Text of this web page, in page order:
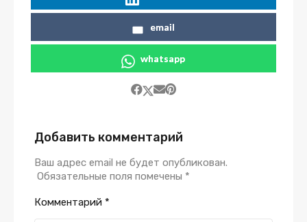
email
whatsapp
Добавить комментарий
Ваш адрес email не будет опубликован.
Обязательные поля помечены *
Комментарий *